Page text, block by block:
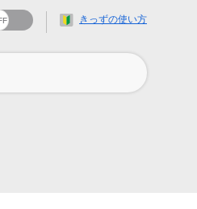
きっずの使い方